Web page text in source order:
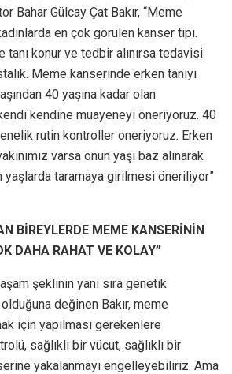
Bahar Gülcay Çat Bakır, “Meme
en çok görülen kanser tipi.
tanı konur ve tedbir alınırsa tedavisi
Meme kanserinde erken tanıyı
40 yaşına kadar olan
kendine muayeneyi öneriyoruz. 40
rutin kontroller öneriyoruz. Erken
varsa onun yaşı baz alınarak
yaşlarda taramaya girilmesi öneriliyor”
BİREYLERDE MEME KANSERİNİN
DAHA RAHAT VE KOLAY”
şeklinin yanı sıra genetik
değinen Bakır, meme
için yapılması gerekenlere
sağlıklı bir vücut, sağlıklı bir
yakalanmayı engelleyebiliriz. Ama